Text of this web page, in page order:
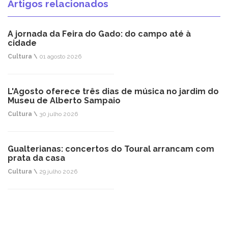
Artigos relacionados
A jornada da Feira do Gado: do campo até à
cidade
Cultura \ 01 agosto 2026
L'Agosto oferece três dias de música no jardim do
Museu de Alberto Sampaio
Cultura \ 30 julho 2026
Gualterianas: concertos do Toural arrancam com
prata da casa
Cultura \ 29 julho 2026